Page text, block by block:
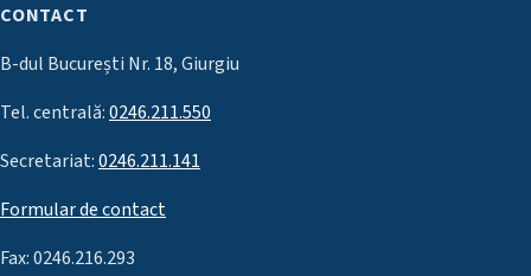
CONTACT
B-dul București Nr. 18, Giurgiu
Tel. centrală:0246.211.550
Secretariat:0246.211.141
Formular de contact
Fax: 0246.216.293